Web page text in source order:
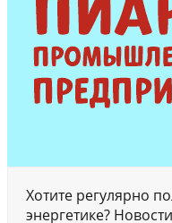
Хотите регулярно
энергетике?